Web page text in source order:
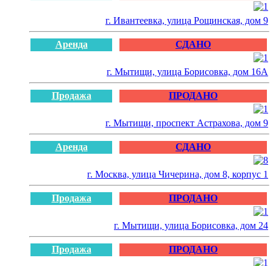
г. Ивантеевка, улица Рощинская, дом 9
Аренда СДАНО
г. Мытищи, улица Борисовка, дом 16А
Продажа ПРОДАНО
г. Мытищи, проспект Астрахова, дом 9
Аренда СДАНО
г. Москва, улица Чичерина, дом 8, корпус 1
Продажа ПРОДАНО
г. Мытищи, улица Борисовка, дом 24
Продажа ПРОДАНО